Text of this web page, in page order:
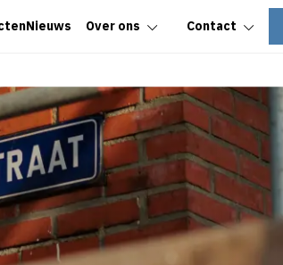
Nieuws Over ons Contact